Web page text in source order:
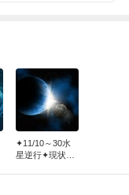
✦11/10～30水
星逆行✦現状を